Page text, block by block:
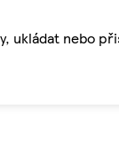
ukládat nebo